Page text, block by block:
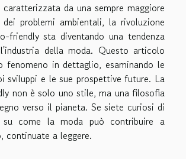
da una sempre maggiore
dei problemi ambientali, la rivoluzione
friendly sta diventando una tendenza
della moda. Questo articolo
fenomeno in dettaglio, esaminando le
sviluppi e le sue prospettive future. La
non è solo uno stile, ma una filosofia
verso il pianeta. Se siete curiosi di
come la moda può contribuire a
continuate a leggere.